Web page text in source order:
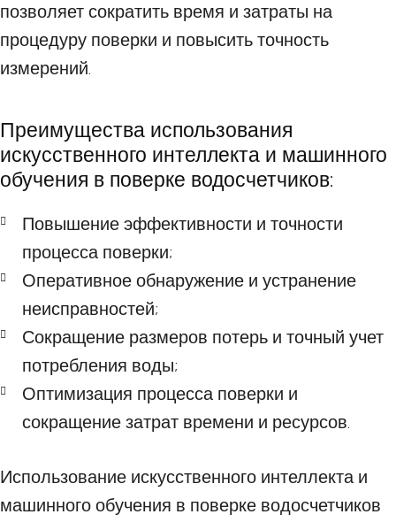
позволяет сократить время и затраты на
процедуру поверки и повысить точность
измерений.
Преимущества использования
искусственного интеллекта и машинного
обучения в поверке водосчетчиков:
Повышение эффективности и точности
процесса поверки;
Оперативное обнаружение и устранение
неисправностей;
Сокращение размеров потерь и точный учет
потребления воды;
Оптимизация процесса поверки и
сокращение затрат времени и ресурсов.
Использование искусственного интеллекта и
машинного обучения в поверке водосчетчиков